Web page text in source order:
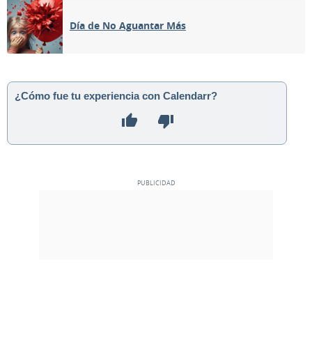
Día de No Aguantar Más
¿Cómo fue tu experiencia con Calendarr?